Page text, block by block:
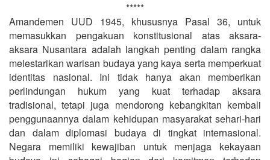
*****
Amandemen UUD 1945, khususnya Pasal 36, untuk
memasukkan pengakuan konstitusional atas aksara-
aksara Nusantara adalah langkah penting dalam rangka
melestarikan warisan budaya yang kaya serta memperkuat
identitas nasional. Ini tidak hanya akan memberikan
perlindungan hukum yang kuat terhadap aksara
tradisional, tetapi juga mendorong kebangkitan kembali
penggunaannya dalam kehidupan masyarakat sehari-hari
dan dalam diplomasi budaya di tingkat internasional.
Negara memiliki kewajiban untuk menjaga kekayaan